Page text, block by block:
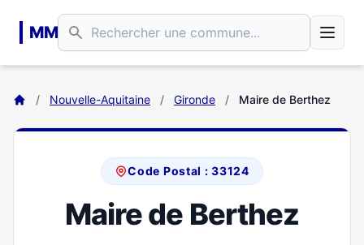
MM
/ Nouvelle-Aquitaine / Gironde / Maire de Berthez
Code Postal : 33124
Maire de Berthez